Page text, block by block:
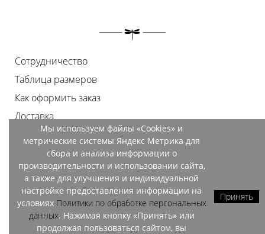
Сотрудничество
Таблица размеров
Как оформить заказ
Доставка
Оплата
Возврат
Документы
Контакты
Магазины
Мы используем файлы «Cookies» и
метрические системы Яндекс Метрика для
сбора и анализа информации о
производительности и использовании сайта,
а также для улучшения и индивидуальной
настройке предоставления информации на
условиях Политики по обработке персональных
данных. Нажимая кнопку «Принять» или
продолжая пользоваться сайтом, вы
Принять